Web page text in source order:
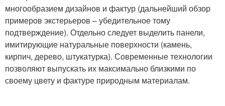
многообразием дизайнов и фактур (дальнейший обзор
примеров экстерьеров – убедительное тому
подтверждение). Отдельно следует выделить панели,
имитирующие натуральные поверхности (камень,
кирпич, дерево, штукатурка). Современные технологии
позволяют выпускать их максимально близкими по
своему цвету и фактуре природным материалам.